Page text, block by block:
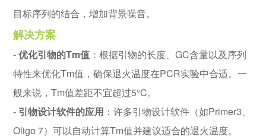
目标序列的结合，增加背景噪音。
解决方案
-优化引物的Tm值 ：根据引物的长度、GC含量以及序列
特性来优化Tm值，确保退火温度在PCR实验中合适。一
般来说，Tm值差距不宜超过5°C。
- 引物设计软件的应用 ：许多引物设计软件（如Primer3、
Oligo 7）可以自动计算Tm值并建议适合的退火温度。